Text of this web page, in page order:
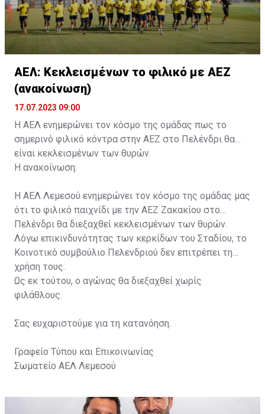
ΑΕΛ: Κεκλεισμένων το φιλικό με ΑΕΖ
(ανακοίνωση)
17.07.2023 09:00
Η ΑΕΛ ενημερώνει τον κόσμο της ομάδας πως το
σημερινό φιλικό κόντρα στην ΑΕΖ στο Πελένδρι θα
είναι κεκλεισμένων των θυρών.
Η ανακοίνωση:
Η ΑΕΛ Λεμεσού ενημερώνει τον κόσμο της ομάδας μας
ότι το φιλικό παιχνίδι με την ΑΕΖ Ζακακίου στο
Πελένδρι θα διεξαχθεί κεκλεισμένων των θυρών.
Λόγω επικινδυνότητας των κερκίδων του Σταδίου, το
Κοινοτικό συμβούλιο Πελενδριού δεν επιτρέπει τη
χρήση τους.
Ως εκ τούτου, ο αγώνας θα διεξαχθεί χωρίς
φιλάθλους.
Σας ευχαριστούμε για τη κατανόηση.
Γραφείο Τύπου και Επικοινωνίας
Σωματείο ΑΕΛ Λεμεσού